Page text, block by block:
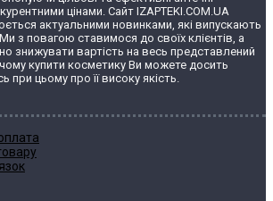
цінами. Сайт IZAPTEKI.COM.UA
актуальними новинками, які випускають
з повагою ставимося до своїх клієнтів, а
знижувати вартість на весь представлений
купити косметику Ви можете досить
при цьому про її високу якість.